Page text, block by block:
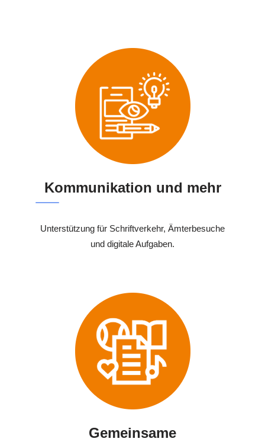
Kommunikation und mehr
Unterstützung für Schriftverkehr, Ämterbesuche
und digitale Aufgaben.
Gemeinsame